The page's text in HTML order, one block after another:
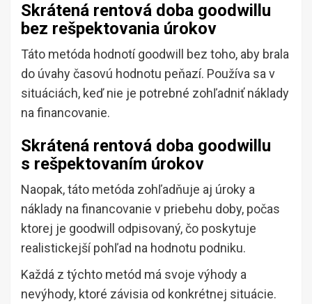
Skrátená rentová doba goodwillu
bez rešpektovania úrokov
Táto metóda hodnotí goodwill bez toho, aby brala
do úvahy časovú hodnotu peňazí. Používa sa v
situáciách, keď nie je potrebné zohľadniť náklady
na financovanie.
Skrátená rentová doba goodwillu
s rešpektovaním úrokov
Naopak, táto metóda zohľadňuje aj úroky a
náklady na financovanie v priebehu doby, počas
ktorej je goodwill odpisovaný, čo poskytuje
realistickejší pohľad na hodnotu podniku.
Každá z týchto metód má svoje výhody a
nevýhody, ktoré závisia od konkrétnej situácie.